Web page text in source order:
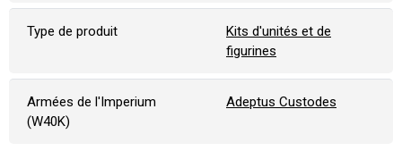
Type de produit
Kits d'unités et de
figurines
Armées de l'Imperium
(W40K)
Adeptus Custodes